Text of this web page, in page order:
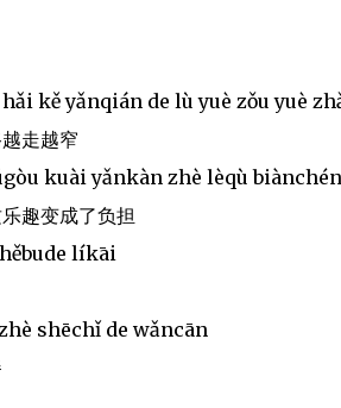
kě yǎnqián de lù yuè zǒu yuè
走越窄
kuài yǎnkàn zhè lèqù
趣变成了负担
líkāi
shēchǐ de wǎncān